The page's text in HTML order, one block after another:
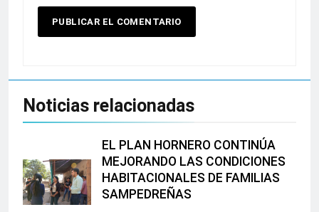
Noticias relacionadas
EL PLAN HORNERO CONTINÚA
MEJORANDO LAS CONDICIONES
HABITACIONALES DE FAMILIAS
SAMPEDREÑAS